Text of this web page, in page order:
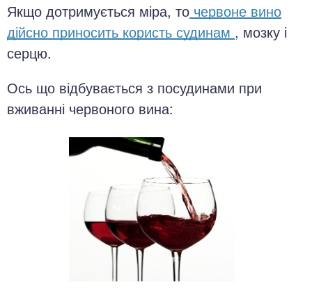
Якщо дотримується міра, то червоне вино
дійсно приносить користь судинам , мозку і
серцю.
Ось що відбувається з посудинами при
вживанні червоного вина: